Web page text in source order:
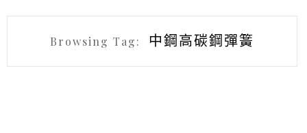
Browsing Tag: 中鋼高碳鋼彈簧